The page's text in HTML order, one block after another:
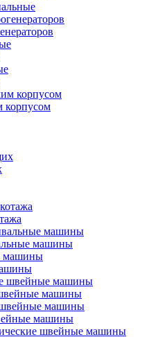
корпусом
машины
машины
машины